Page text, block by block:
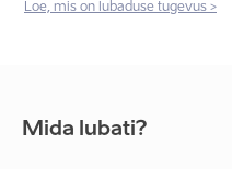
Loe, mis on lubaduse tugevus >
Mida lubati?